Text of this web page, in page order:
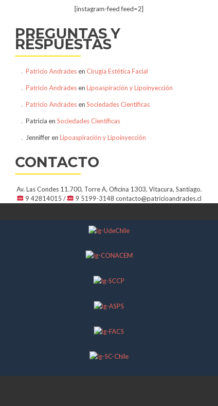
[instagram-feed feed=2]
PREGUNTAS Y
RESPUESTAS
Patricio Andradesen Cirugía Estética Facial
Patricio Andradesen Lipoaspiración y Lipoinyección
Patricio Andradesen Sociedades Científicas
Patricia en Sociedades Científicas
Jennifferen Lipoaspiración y Lipoinyección
CONTACTO
Av. Las Condes 11.700, Torre A, Oficina 1303, Vitacura, Santiago.
9 42814015 /
9 5199-3148contacto@patricioandrades.cl